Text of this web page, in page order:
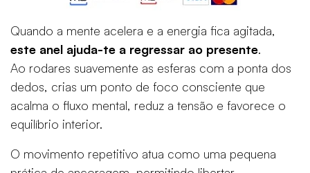
Quando a mente acelera e a energia fica agitada,
este anel ajuda-te a regressar ao presente.
Ao rodares suavemente as esferas com a ponta dos
dedos, crias um ponto de foco consciente que
acalma o fluxo mental, reduz a tensão e favorece o
equilíbrio interior.
O movimento repetitivo atua como uma pequena